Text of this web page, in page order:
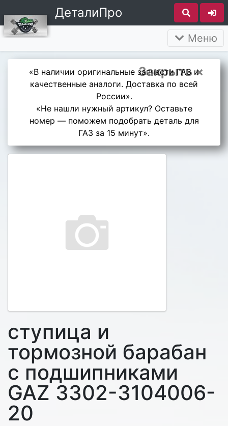
ДеталиПро
Меню
Закрыть ×
«В наличии оригинальные запчасти ГАЗ и
качественные аналоги. Доставка по всей
России».
«Не нашли нужный артикул? Оставьте
номер — поможем подобрать деталь для
ГАЗ за 15 минут».
ступица и
тормозной барабан
с подшипниками
GAZ 3302-3104006-
20